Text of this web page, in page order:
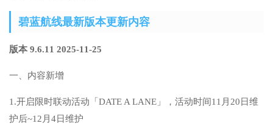
碧蓝航线最新版本更新内容
版本 9.6.11 2025-11-25
一、内容新增
1.开启限时联动活动「DATE A LANE」，活动时间11月20日维
护后~12月4日维护